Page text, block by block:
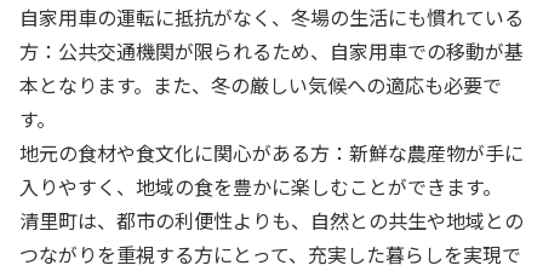
自家用車の運転に抵抗がなく、冬場の生活にも慣れている
方：公共交通機関が限られるため、自家用車での移動が基
本となります。また、冬の厳しい気候への適応も必要で
す。
地元の食材や食文化に関心がある方：新鮮な農産物が手に
入りやすく、地域の食を豊かに楽しむことができます。
清里町は、都市の利便性よりも、自然との共生や地域との
つながりを重視する方にとって、充実した暮らしを実現で